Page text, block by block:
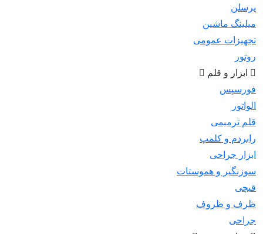
پرسلن
میلینگ ماشین
تجهیزات عمومی
روتور
ابزار و قلم
فورسپس
الواتور
قلم ترمیمی
رابردم و کلمپ
ابزار جراحی
سوزنگیر و هموستات
قیچی
ظرف و ظروف
جراحی